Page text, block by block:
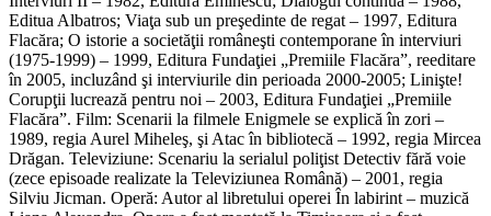
Editua Albatros; Viaţa sub un preşedinte de regat – 1997, Editura
Flacăra; O istorie a societăţii româneşti contemporane în interviuri
(1975-1999) – 1999, Editura Fundaţiei „Premiile Flacăra”, reeditare
în 2005, incluzând şi interviurile din perioada 2000-2005; Linişte!
Corupţii lucrează pentru noi – 2003, Editura Fundaţiei „Premiile
Flacăra”. Film: Scenarii la filmele Enigmele se explică în zori –
1989, regia Aurel Miheleş, şi Atac în bibliotecă – 1992, regia Mircea
Drăgan. Televiziune: Scenariu la serialul poliţist Detectiv fără voie
(zece episoade realizate la Televiziunea Română) – 2001, regia
Silviu Jicman. Operă: Autor al libretului operei În labirint – muzică